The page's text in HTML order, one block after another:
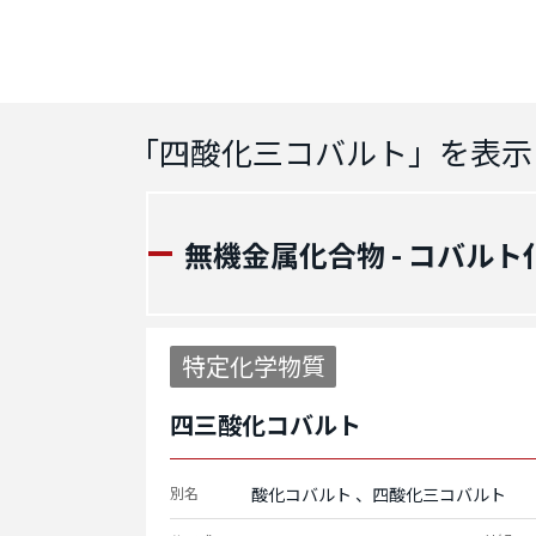
「四酸化三コバルト 」を表示
無機金属化合物 - コバルト
特定化学物質
四三酸化コバルト
別名 酸化コバルト 四酸化三コバルト